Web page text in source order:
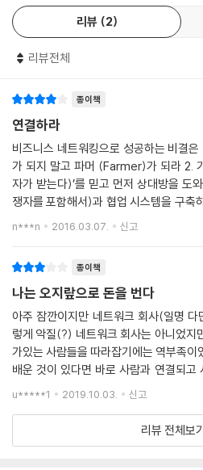
다. 네트워크가 작동하기 위해서는 우정
바로 그 우정이 그룹 내 책임감을 유지하
그 일이 내일이든 6개월 후든 오늘 정보를
료나 지인의 옵션이 줄어들 수 있고, 아니
수도 있다. 어제 일어난 일보다 더 쓸모없
교회 행사에서 비즈니스를 하는 것은 적
는 것은 그렇지 않다. 효과적인 네트워킹
한다고 덧붙인다. 그가 제시한 해법은
백화점이나 쇼핑몰에서 많은 사람들이 찾
과 비슷한 앵커 게스트를 찾아 초대하는
의 사람들을 알고, 다른 일들을 경험했고
들이다. 그들은 당신 친구들의 인생에 긍
사람들이 첫 만남에서 당신을 판단하는
가 있는 사람인지 아닌지 미리 재고, 판
안의 교류에 근거해 당신과 관계를 맺지
명을 대상으로 한 조사에서 71%가 대부
고 말할 정도인데도, 이를 주제로 강의를
학교에서는 가르쳐주지 않는
많은 사람들이 네트워킹을 업무시간 후
람들과 악수하고 명함을 뿌리는 일쯤으
업가들조차 네트워킹은 단지 소극적 비
갖고 있다. 이런 사고방식이 단편적이고
를 낳고, 결국 시간과 돈을 낭비하게 된다
킹을 비즈니스의 적극적 수단으로 간주
위한 예산 항목을 포함시키며, 일상생활의
인된 최초의 책이다. 52개의 빠르고 명쾌
킹의 성과를 올리기 위한 집중 포인트를
로운 비즈니스를 창출할 의욕이 생기고,
워킹 도구를 갖게 된다.
탁월한 성과를 올리는 최고의 네트워커
명확한 계획을 세우고, 네트워크를 확장
가치 있게 쓰고, 메시지를 효과적으로 전
고의 성공 스토리를 캡처하고, 남들이 하
리뷰 2
리뷰전체
종이책
연결하라
비즈니스 네트워킹으로 성공하는 비결은 3가지입니
가 되지 말고 파머 (Farmer)가 되라 2. 기버스 게인 (Givers gain, 주는
자가 받는다)’를 믿고 먼저 상대방을 도와주라 3. 다양한 사람 (
쟁자를 포함해서)과 협업 시스템을 구축하라. 강력한 네트워크를
데서 정말 중요한 것은 당신이 무엇을 아
n***n 2016.03.07. 신고
종이책
나는 오지랖으로 돈을 번다
아주 잠깐이지만 네트워크 회사(일명
렇게 악질(?) 네트워크 회사는 아니었지
가있는 사람들을 따라잡기에는 역부족이
배운 것이 있다면 바로 사람과 연결되고
시작과 끝이라는 사실이다. 그리고 사람
u*****1 2019.10.03. 신고
리뷰 전체보